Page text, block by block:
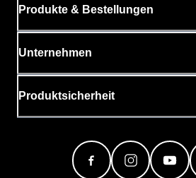
Produkte & Bestellungen
Unternehmen
Produktsicherheit